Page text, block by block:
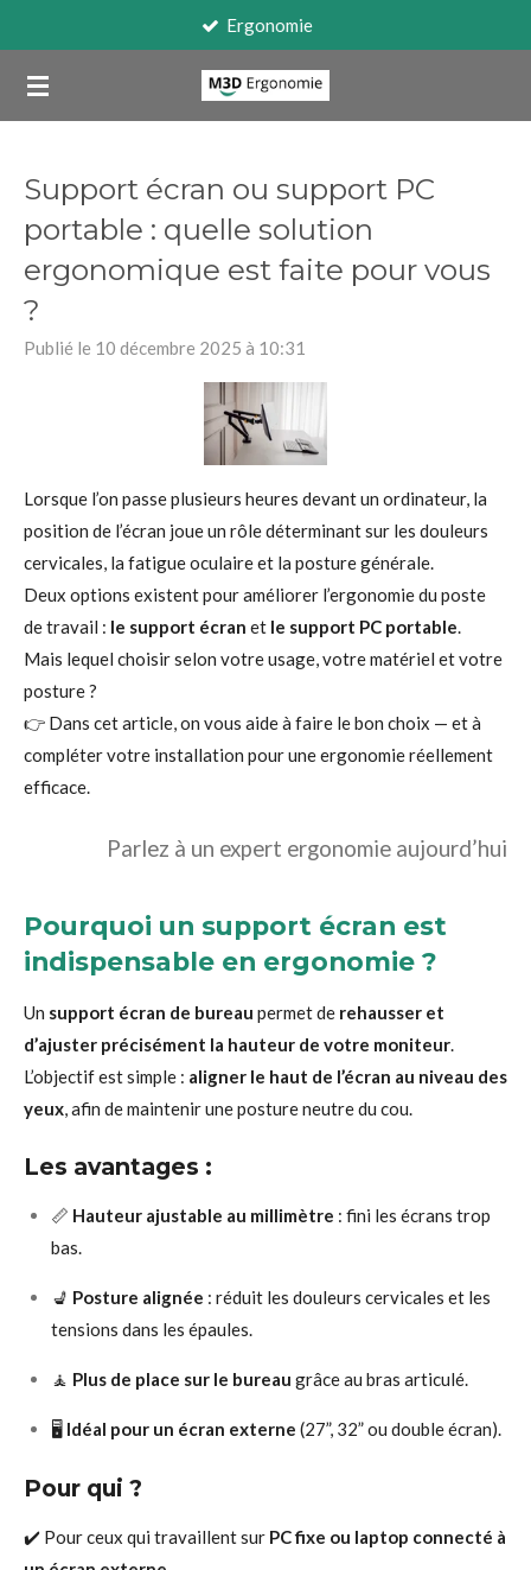
contenu
principal
Travail sur écran
Support écran ou support PC
portable : quelle solution
ergonomique est faite pour vous
?
Publié le 10 décembre 2025 à 10:31
Lorsque l’on passe plusieurs heures devant un ordinateur, la
position de l’écran joue un rôle déterminant sur les douleurs
cervicales, la fatigue oculaire et la posture générale.
Deux options existent pour améliorer l’ergonomie du poste
de travail : le support écran et le support PC portable.
Mais lequel choisir selon votre usage, votre matériel et votre
posture ?
👉 Dans cet article, on vous aide à faire le bon choix — et à
compléter votre installation pour une ergonomie réellement
efficace.
Parlez à un expert ergonomie aujourd’hui
Pourquoi un support écran est
indispensable en ergonomie ?
Un support écran de bureau permet de rehausser et
d’ajuster précisément la hauteur de votre moniteur.
L’objectif est simple : aligner le haut de l’écran au niveau des
yeux, afin de maintenir une posture neutre du cou.
Les avantages :
📏 Hauteur ajustable au millimètre : fini les écrans trop
bas.
💺 Posture alignée : réduit les douleurs cervicales et les
tensions dans les épaules.
🧘 Plus de place sur le bureau grâce au bras articulé.
🖥️ Idéal pour un écran externe (27”, 32” ou double écran).
Pour qui ?
✔️ Pour ceux qui travaillent sur PC fixe ou laptop connecté à